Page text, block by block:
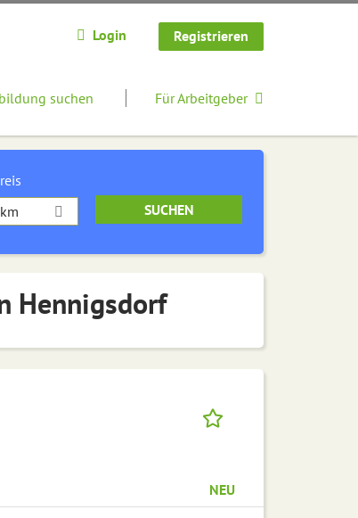
Login Registrieren
suchen Für Arbeitgeber
Hennigsdorf
NEU